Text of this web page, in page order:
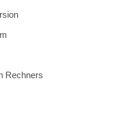
Rechners